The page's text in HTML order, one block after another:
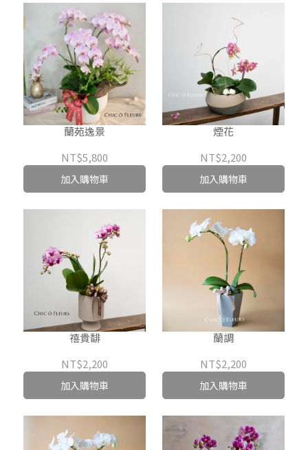
蘭苑逸景
NT$5,800
加入購物車
煙花
NT$2,200
加入購物車
禧貴馡
NT$2,200
加入購物車
蘭調
NT$2,200
加入購物車